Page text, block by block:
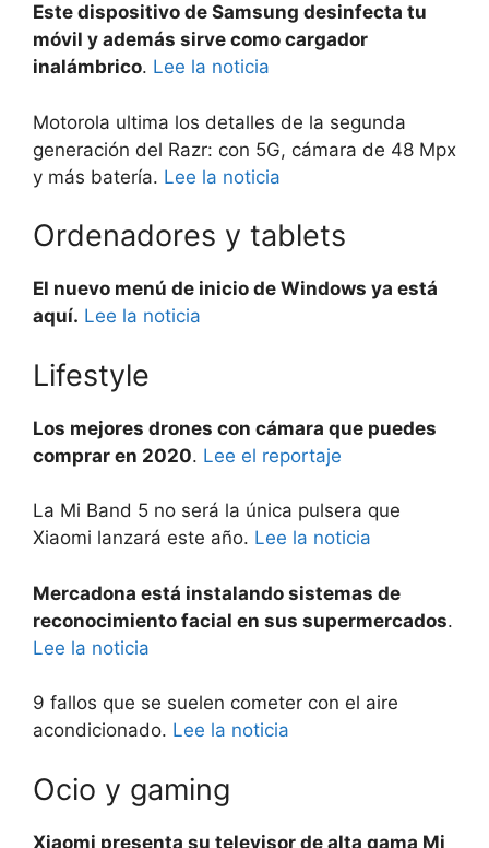
Este dispositivo de Samsung desinfecta tu
móvil y además sirve como cargador
inalámbrico. Lee la noticia
Motorola ultima los detalles de la segunda
generación del Razr: con 5G, cámara de 48 Mpx
y más batería. Lee la noticia
Ordenadores y tablets
El nuevo menú de inicio de Windows ya está
aquí. Lee la noticia
Lifestyle
Los mejores drones con cámara que puedes
comprar en 2020. Lee el reportaje
La Mi Band 5 no será la única pulsera que
Xiaomi lanzará este año. Lee la noticia
Mercadona está instalando sistemas de
reconocimiento facial en sus supermercados.
Lee la noticia
9 fallos que se suelen cometer con el aire
acondicionado. Lee la noticia
Ocio y gaming
Xiaomi presenta su televisor de alta gama Mi